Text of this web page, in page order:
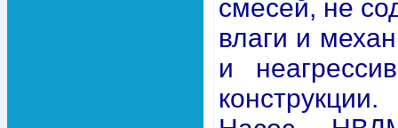
смесей, не
влаги и
и
конструкции.